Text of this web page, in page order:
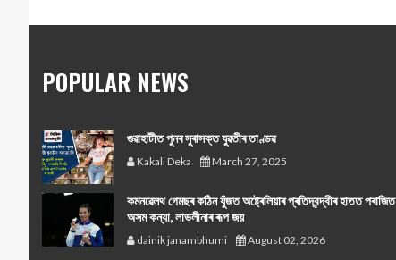
POPULAR NEWS
গুৱাহাটীত পুনৰ সুৰাসক্ত যুৱতীৰ তাণ্ডৱ
Kakali Deka March 27, 2025
কমনৱেলথ গেমছৰ কঠিন যুঁজত অষ্ট্ৰেলিয়াৰ প্ৰতিদ্বন্দ্বীৰ হাতত পৰাজিত
অসম কন্যা, লাভলীনাৰ ৰূপ জয়
dainik janambhumi August 02, 2026